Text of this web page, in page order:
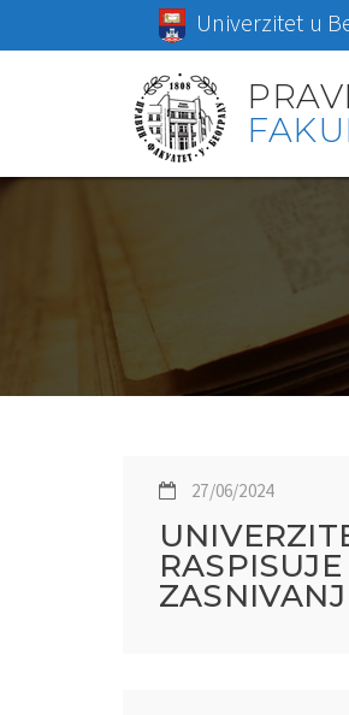
Univerzitet u
27/06/2024